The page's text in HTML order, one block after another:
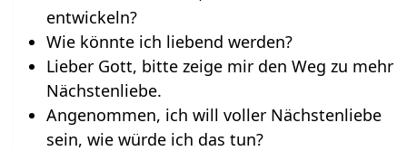
entwickeln?
Wie könnte ich liebend werden?
Lieber Gott, bitte zeige mir den Weg zu mehr
Nächstenliebe.
Angenommen, ich will voller Nächstenliebe
sein, wie würde ich das tun?